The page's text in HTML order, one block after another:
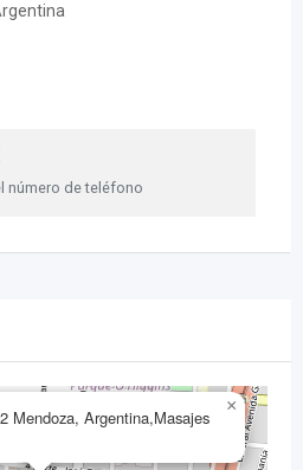
número de teléfono
Mendoza, Argentina,Masajes
×